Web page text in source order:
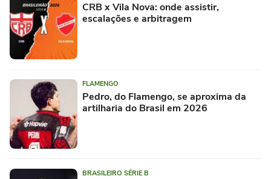
CRB x Vila Nova: onde assistir,
escalações e arbitragem
FLAMENGO
Pedro, do Flamengo, se aproxima da
artilharia do Brasil em 2026
BRASILEIRO SÉRIE B